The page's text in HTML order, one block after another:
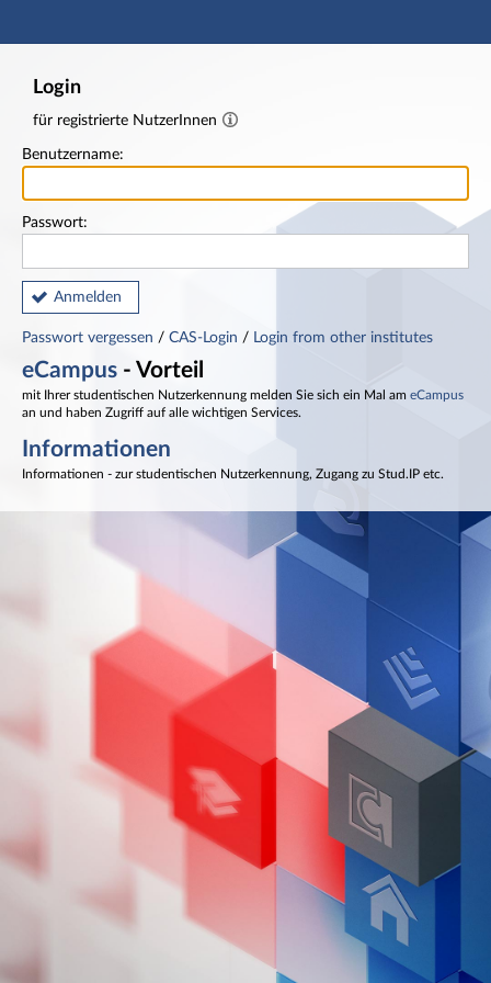
Hauptnavigation
Login
für registrierte NutzerInnen
Benutzername:
Passwort:
Anmelden
Passwort vergessen / CAS-Login / Login from other institutes
eCampus - Vorteil
mit Ihrer studentischen Nutzerkennung melden Sie sich ein Mal am eCampus
an und haben Zugriff auf alle wichtigen Services.
Informationen
Informationen - zur studentischen Nutzerkennung, Zugang zu Stud.IP etc.